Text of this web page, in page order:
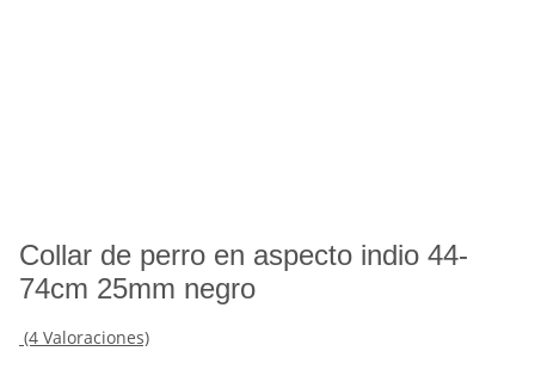
Collar de perro en aspecto indio 44-
74cm 25mm negro
(4 Valoraciones)